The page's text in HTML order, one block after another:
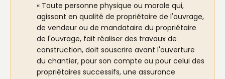
« Toute personne physique ou morale qui,
agissant en qualité de propriétaire de l'ouvrage,
de vendeur ou de mandataire du propriétaire
de l'ouvrage, fait réaliser des travaux de
construction, doit souscrire avant l'ouverture
du chantier, pour son compte ou pour celui des
propriétaires successifs, une assurance